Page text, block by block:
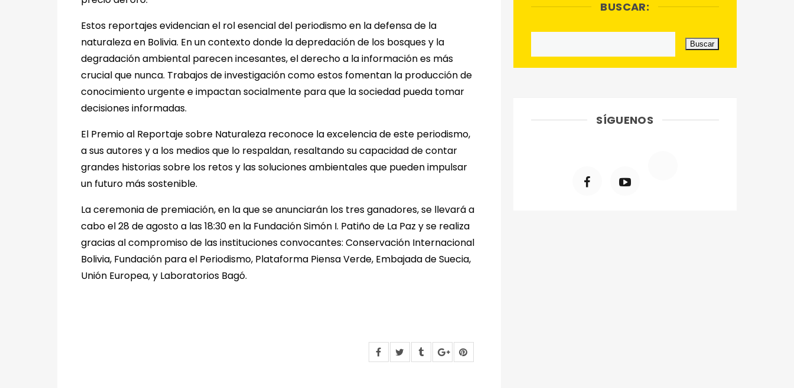
Estos reportajes evidencian el rol esencial del periodismo en la defensa de la
naturaleza en Bolivia. En un contexto donde la depredación de los bosques y la
degradación ambiental parecen incesantes, el derecho a la información es más
crucial que nunca. Trabajos de investigación como estos fomentan la producción de
conocimiento urgente e impactan socialmente para que la sociedad pueda tomar
decisiones informadas.
El Premio al Reportaje sobre Naturaleza reconoce la excelencia de este periodismo,
a sus autores y a los medios que lo respaldan, resaltando su capacidad de contar
grandes historias sobre los retos y las soluciones ambientales que pueden impulsar
un futuro más sostenible.
La ceremonia de premiación, en la que se anunciarán los tres ganadores, se llevará a
cabo el 28 de agosto a las 18:30 en la Fundación Simón I. Patiño de La Paz y se realiza
gracias al compromiso de las instituciones convocantes: Conservación Internacional
Bolivia, Fundación para el Periodismo, Plataforma Piensa Verde, Embajada de Suecia,
Unión Europea, y Laboratorios Bagó.
BUSCAR:
SÍGUENOS